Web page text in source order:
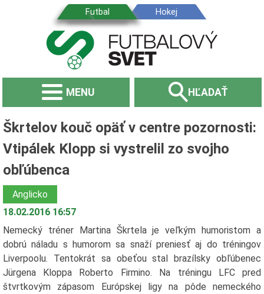
MENU HĽADAŤ
Škrtelov kouč opäť v centre pozornosti:
Vtipálek Klopp si vystrelil zo svojho
obľúbenca
Anglicko
18.02.2016 16:57
Nemecký tréner Martina Škrtela je veľkým humoristom a
dobrú náladu s humorom sa snaží preniesť aj do tréningov
Liverpoolu. Tentokrát sa obeťou stal brazílsky obľúbenec
Jürgena Kloppa Roberto Firmino. Na tréningu LFC pred
štvrtkovým zápasom Európskej ligy na pôde nemeckého